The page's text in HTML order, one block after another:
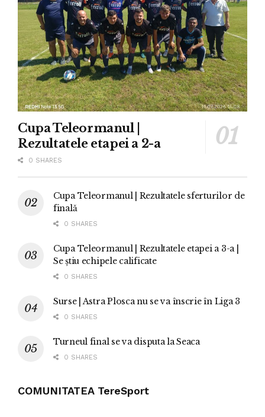
Cupa Teleormanul |
Rezultatele etapei a 2-a
0 SHARES
Cupa Teleormanul | Rezultatele sferturilor de
finală
0 SHARES
Cupa Teleormanul | Rezultatele etapei a 3-a |
Se știu echipele calificate
0 SHARES
Surse | Astra Plosca nu se va înscrie în Liga 3
0 SHARES
Turneul final se va disputa la Seaca
0 SHARES
COMUNITATEA TereSport